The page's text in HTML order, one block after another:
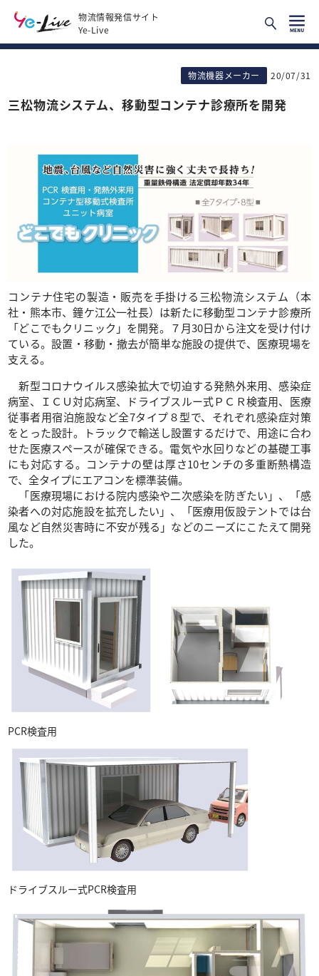
物流情報発信サイト
Ye-Live
物流機器メーカー 20/07/31
三松物流システム、移動型コンテナ診療所を開発
コンテナ住宅の製造・販売を手掛ける三松物流システム（本
社・熊本市、鐘ケ江公一社長）は新たに移動型コンテナ診療所
「どこでもクリニック」を開発。７月30日から注文を受け付け
ている。設置・移動・撤去が簡単な施設の提供で、医療現場を
支える。
新型コロナウイルス感染拡大で切迫する発熱外来用、感染症
病室、ＩＣＵ対応病室、ドライブスルー式ＰＣＲ検査用、医療
従事者用宿泊施設など全7タイプ８型で、それぞれ感染症対策
をとった設計。トラックで輸送し設置するだけで、用途に合わ
せた医療スペースが確保できる。電気や水回りなどの基礎工事
にも対応する。コンテナの壁は厚さ10センチの多重断熱構造
で、全タイプにエアコンを標準装備。
「医療現場における院内感染や二次感染を防ぎたい」、「感
染者への対応施設を拡充したい」、「医療用仮設テントでは台
風など自然災害時に不安が残る」などのニーズにこたえて開発
した。
PCR検査用
ドライブスルー式PCR検査用